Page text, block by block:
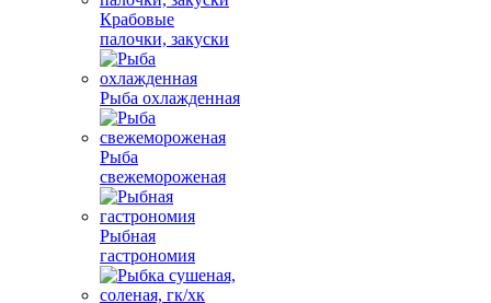
Крабовые
палочки, закуски
Рыба охлажденная
Рыба
свежемороженая
Рыбная
гастрономия